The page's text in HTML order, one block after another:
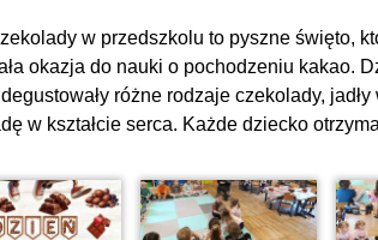
w przedszkolu to pyszne święto,
okazja do nauki o pochodzeniu kakao.
różne rodzaje czekolady,
w kształcie serca. Każde dziecko